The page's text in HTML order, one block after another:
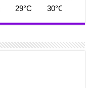
29°C 30°C